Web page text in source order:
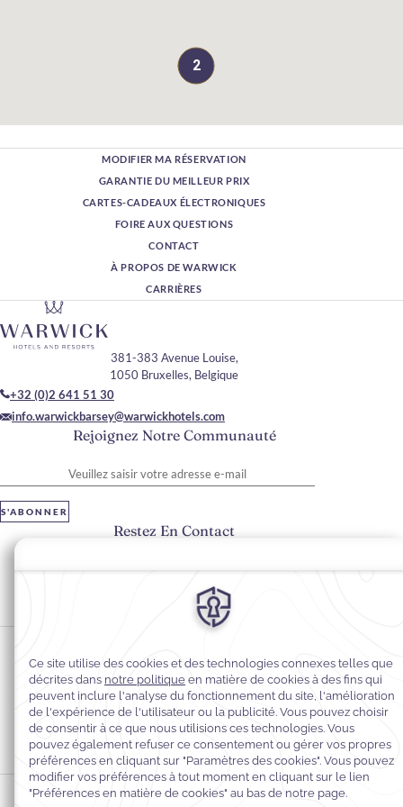
2
MODIFIER MA RÉSERVATION
GARANTIE DU MEILLEUR PRIX
CARTES-CADEAUX ÉLECTRONIQUES
FOIRE AUX QUESTIONS
CONTACT
À PROPOS DE WARWICK
CARRIÈRES
Rejoignez Notre Communauté
S'ABONNER
381-383 Avenue Louise,
1050 Bruxelles, Belgique
+32 (0)2 641 51 30
info.warwickbarsey@warwickhotels.com
Restez En Contact
Politique de confidentialité
Politique en matière de cookies
Accessibilité du Web
Mentions légales
Conditions générales de vente
Warwick Hotels & Resorts, Tous droits réservés